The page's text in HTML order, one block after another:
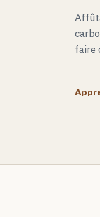
faire